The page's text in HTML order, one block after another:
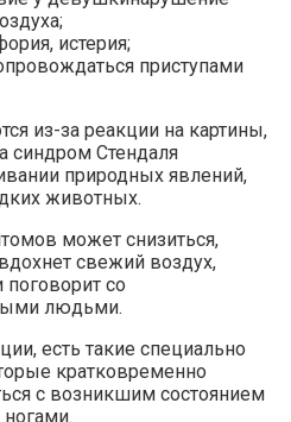
истерия;
приступами
из-за реакции на картины,
синдром Стендаля
природных явлений,
животных.
может снизиться,
свежий воздух,
со
людьми.
есть такие специально
кратковременно
с возникшим состоянием